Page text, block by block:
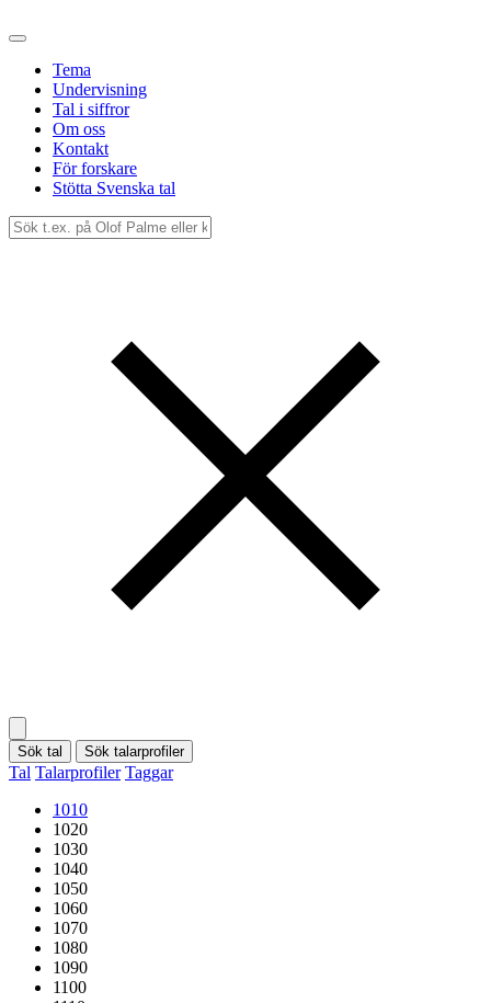
Tema
Undervisning
Tal i siffror
Om oss
Kontakt
För forskare
Stötta Svenska tal
Sök tal Sök talarprofiler
Tal Talarprofiler Taggar
1010
1020
1030
1040
1050
1060
1070
1080
1090
1100